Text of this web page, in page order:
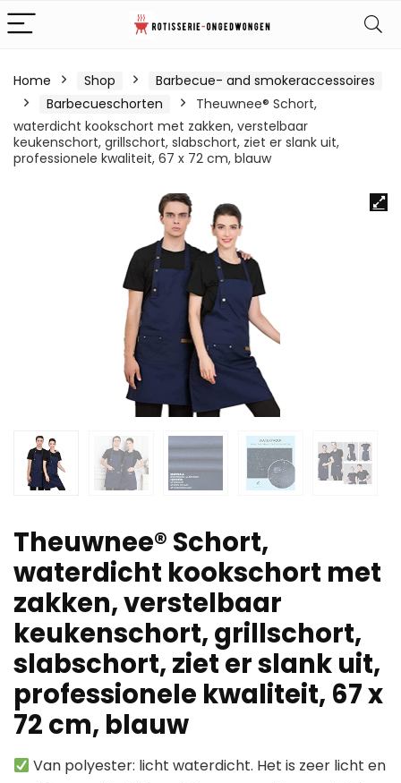
Home Shop
Barbecue- and smokeraccessoires
Barbecueschorten
Theuwnee® Schort,
waterdicht kookschort met zakken, verstelbaar
keukenschort, grillschort, slabschort, ziet er slank uit,
professionele kwaliteit, 67 x 72 cm, blauw
Theuwnee® Schort,
waterdicht kookschort met
zakken, verstelbaar
keukenschort, grillschort,
slabschort, ziet er slank uit,
professionele kwaliteit, 67 x
72 cm, blauw
Van polyester: licht waterdicht. Het is zeer licht en